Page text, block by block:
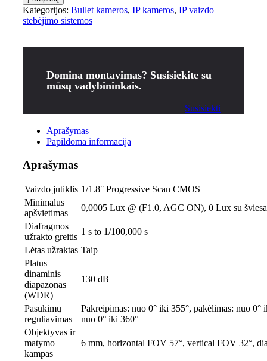
Kategorijos: Bullet kameros, IP kameros, IP vaizdo
stebėjimo sistemos
Domina montavimas? Susisiekite su
mūsų vadybininkais.
Susisiekti
Aprašymas
Papildoma informacija
Aprašymas
Vaizdo jutiklis 1/1.8ʺ Progressive Scan CMOS
Minimalus
apšvietimas
0,0005 Lux @ (F1.0, AGC ON), 0 Lux su šviesa
Diafragmos
užrakto greitis
1 s to 1/100,000 s
Lėtas užraktas Taip
Platus
dinaminis
diapazonas
(WDR)
130 dB
Pasukimų
reguliavimas
Pakreipimas: nuo 0° iki 355°, pakėlimas: nuo 0°
nuo 0° iki 360°
Objektyvas ir
matymo
kampas
6 mm, horizontal FOV 57°, vertical FOV 32°,